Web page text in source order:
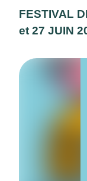
FESTIVAL
et 27 JUIN